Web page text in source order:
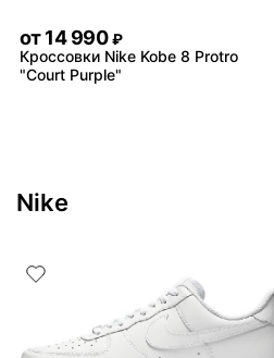
от14 990 ₽
Кроссовки Nike Kobe 8 Protro
"Court Purple"
Nike